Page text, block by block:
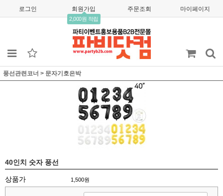
로그인 회원가입
2,000원 적립
주문조회 마이페이지
풍선관련코너 > 문자기호은박
40인치 숫자 풍선
상품가 1,500원